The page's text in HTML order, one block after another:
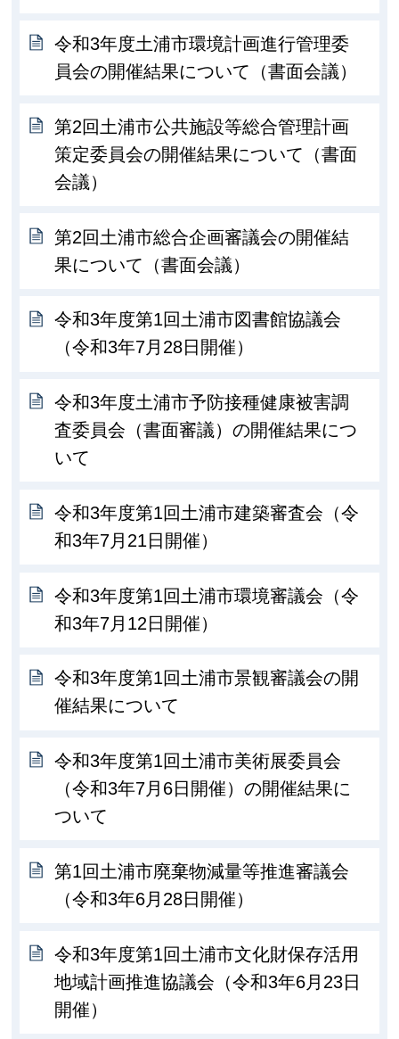
令和3年度土浦市環境計画進行管理委
員会の開催結果について（書面会議）
第2回土浦市公共施設等総合管理計画
策定委員会の開催結果について（書面
会議）
第2回土浦市総合企画審議会の開催結
果について（書面会議）
令和3年度第1回土浦市図書館協議会
（令和3年7月28日開催）
令和3年度土浦市予防接種健康被害調
査委員会（書面審議）の開催結果につ
いて
令和3年度第1回土浦市建築審査会（令
和3年7月21日開催）
令和3年度第1回土浦市環境審議会（令
和3年7月12日開催）
令和3年度第1回土浦市景観審議会の開
催結果について
令和3年度第1回土浦市美術展委員会
（令和3年7月6日開催）の開催結果に
ついて
第1回土浦市廃棄物減量等推進審議会
（令和3年6月28日開催）
令和3年度第1回土浦市文化財保存活用
地域計画推進協議会（令和3年6月23日
開催）